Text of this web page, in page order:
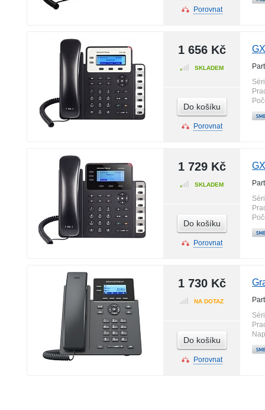
Porovnat
1 656 Kč
SKLADEM
Do košíku
Porovnat
1 729 Kč
SKLADEM
Do košíku
Porovnat
1 730 Kč
NA DOTAZ
Do košíku
Porovnat